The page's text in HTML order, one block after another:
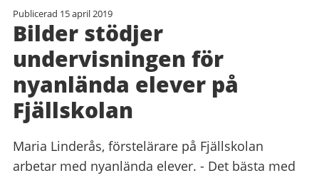
Publicerad 15 april 2019
Bilder stödjer
undervisningen för
nyanlända elever på
Fjällskolan
Maria Linderås, förstelärare på Fjällskolan
arbetar med nyanlända elever. - Det bästa med